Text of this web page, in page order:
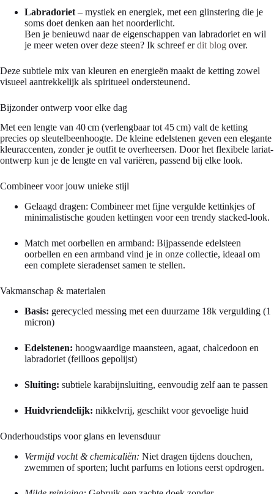
Labradoriet – mystiek en energiek, met een glinstering die je
soms doet denken aan het noorderlicht.
Ben je benieuwd naar de eigenschappen van labradoriet en wil
je meer weten over deze steen? Ik schreef erdit blog over.
Deze subtiele mix van kleuren en energieën maakt de ketting zowel
visueel aantrekkelijk als spiritueel ondersteunend.
Bijzonder ontwerp voor elke dag
Met een lengte van 40 cm (verlengbaar tot 45 cm) valt de ketting
precies op sleutelbeenhoogte. De kleine edelstenen geven een elegante
kleuraccenten, zonder je outfit te overheersen. Door het flexibele lariat-
ontwerp kun je de lengte en val variëren, passend bij elke look.
Combineer voor jouw unieke stijl
Gelaagd dragen: Combineer met fijne vergulde kettinkjes of
minimalistische gouden kettingen voor een trendy stacked-look.
Match met oorbellen en armband: Bijpassende edelsteen
oorbellen en een armband vind je in onze collectie, ideaal om
een complete sieradenset samen te stellen.
Vakmanschap & materialen
Basis: gerecycled messing met een duurzame 18k vergulding (1
micron)
Edelstenen: hoogwaardige maansteen, agaat, chalcedoon en
labradoriet (feilloos gepolijst)
Sluiting: subtiele karabijnsluiting, eenvoudig zelf aan te passen
Huidvriendelijk: nikkelvrij, geschikt voor gevoelige huid
Onderhoudstips voor glans en levensduur
Vermijd vocht & chemicaliën: Niet dragen tijdens douchen,
zwemmen of sporten; lucht parfums en lotions eerst opdrogen.